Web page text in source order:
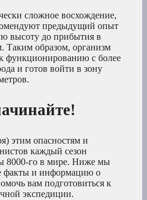
сложное восхождение,
предыдущий опыт
высоту до прибытия в
Таким образом, организм
функционированию с более
и готов войти в зону
этим опасностям и
каждый сезон
8000-го в мире. Ниже мы
факты и информацию о
вам подготовиться к
экспедиции.